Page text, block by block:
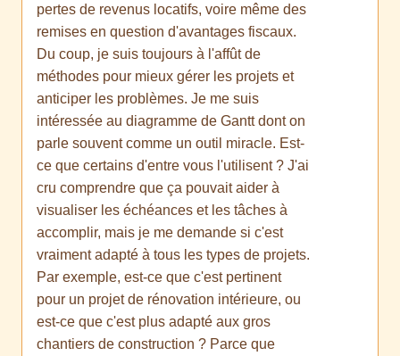
pertes de revenus locatifs, voire même des
remises en question d'avantages fiscaux.
Du coup, je suis toujours à l'affût de
méthodes pour mieux gérer les projets et
anticiper les problèmes. Je me suis
intéressée au diagramme de Gantt dont on
parle souvent comme un outil miracle. Est-
ce que certains d'entre vous l'utilisent ? J'ai
cru comprendre que ça pouvait aider à
visualiser les échéances et les tâches à
accomplir, mais je me demande si c'est
vraiment adapté à tous les types de projets.
Par exemple, est-ce que c'est pertinent
pour un projet de rénovation intérieure, ou
est-ce que c'est plus adapté aux gros
chantiers de construction ? Parce que